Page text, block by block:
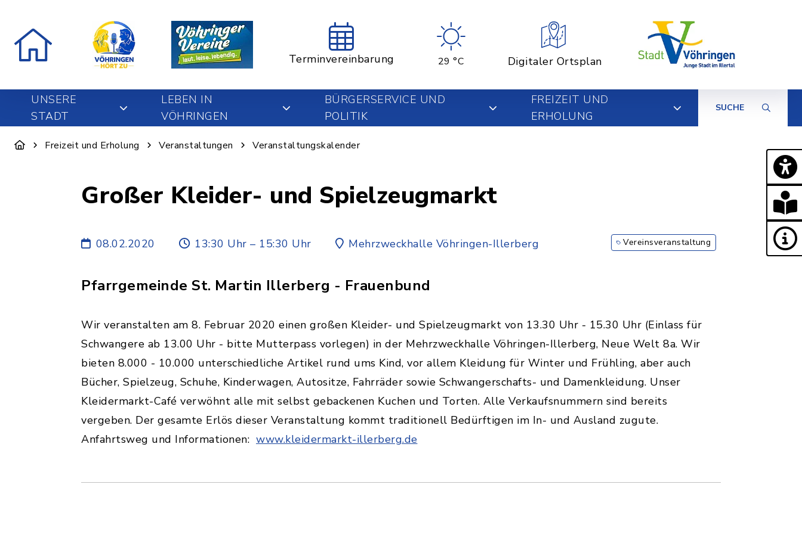
Terminvereinbarung 29 °C Digitaler Ortsplan
UNSERE
STADT
LEBEN IN
VÖHRINGEN
BÜRGERSERVICE UND
POLITIK
FREIZEIT UND
ERHOLUNG
SUCHE
Freizeit und Erholung Veranstaltungen Veranstaltungskalender
Großer Kleider- und Spielzeugmarkt
08.02.2020 13:30 Uhr – 15:30 Uhr Mehrzweckhalle Vöhringen-Illerberg Vereinsveranstaltung
Pfarrgemeinde St. Martin Illerberg - Frauenbund
Wir veranstalten am 8. Februar 2020 einen großen Kleider- und Spielzeugmarkt von 13.30 Uhr - 15.30 Uhr (Einlass für
Schwangere ab 13.00 Uhr - bitte Mutterpass vorlegen) in der Mehrzweckhalle Vöhringen-Illerberg, Neue Welt 8a. Wir
bieten 8.000 - 10.000 unterschiedliche Artikel rund ums Kind, vor allem Kleidung für Winter und Frühling, aber auch
Bücher, Spielzeug, Schuhe, Kinderwagen, Autositze, Fahrräder sowie Schwangerschafts- und Damenkleidung. Unser
Kleidermarkt-Café verwöhnt alle mit selbst gebackenen Kuchen und Torten. Alle Verkaufsnummern sind bereits
vergeben. Der gesamte Erlös dieser Veranstaltung kommt traditionell Bedürftigen im In- und Ausland zugute.
Anfahrtsweg und Informationen: www.kleidermarkt-illerberg.de